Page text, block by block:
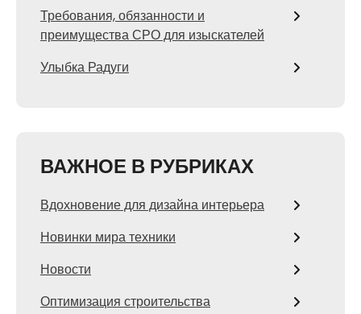
Требования, обязанности и
преимущества СРО для изыскателей
Улыбка Радуги
ВАЖНОЕ В РУБРИКАХ
Вдохновение для дизайна интерьера
Новинки мира техники
Новости
Оптимизация строительства